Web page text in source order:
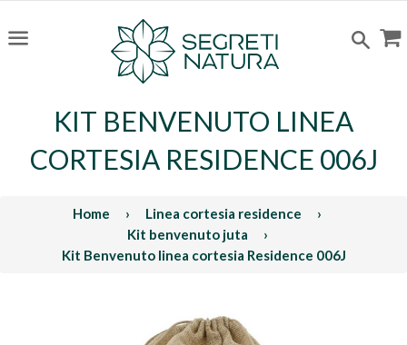
KIT BENVENUTO LINEA
CORTESIA RESIDENCE 006J
Home › Linea cortesia residence
›
Kit benvenuto juta
›
Kit Benvenuto linea cortesia Residence 006J